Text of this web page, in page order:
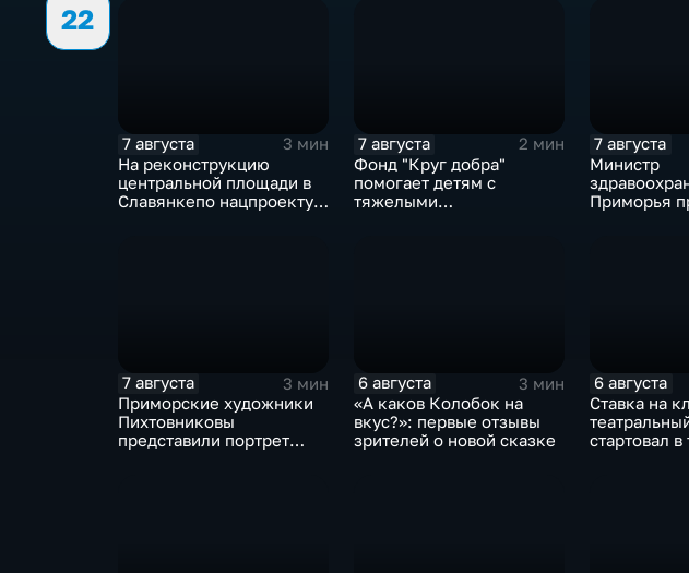
22
7 августа
3 мин
На реконструкцию
центральной площади в
Славянкепо нацпроекту
7 августа
2 мин
Фонд "Круг добра"
помогает детям с
тяжелыми
7 августа
Министр
Приморья
7 августа
3 мин
Приморские художники
Пихтовниковы
представили портрет
6 августа
3 мин
«А каков Колобок на
вкус?»: первые отзывы
зрителей о новой сказке
6 августа
Ставка на
стартовал в